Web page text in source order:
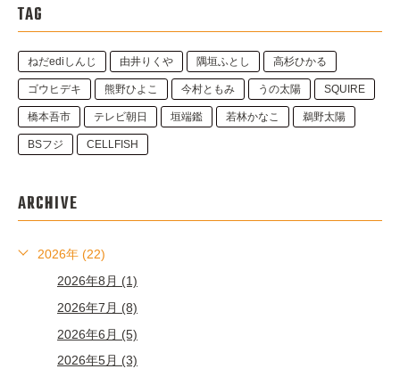
TAG
ねだediしんじ 由井りくや 隅垣ふとし 高杉ひかる
ゴウヒデキ 熊野ひよこ 今村ともみ うの太陽 SQUIRE
橋本吾市 テレビ朝日 垣端鑑 若林かなこ 鵜野太陽
BSフジ CELLFISH
ARCHIVE
2026年 (22)
2026年8月 (1)
2026年7月 (8)
2026年6月 (5)
2026年5月 (3)